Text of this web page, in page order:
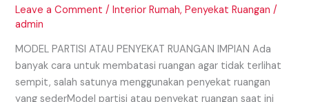
Leave a Comment /Interior Rumah,Penyekat Ruangan /
admin
MODEL PARTISI ATAU PENYEKAT RUANGAN IMPIAN Ada
banyak cara untuk membatasi ruangan agar tidak terlihat
sempit, salah satunya menggunakan penyekat ruangan
yang sederModel partisi atau penyekat ruangan saat ini